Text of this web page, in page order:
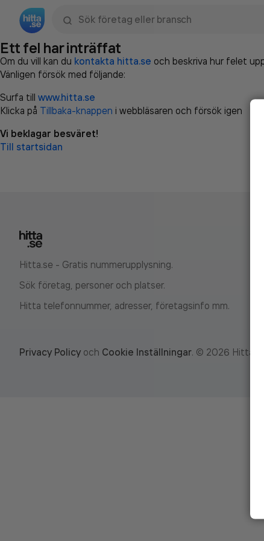
Ett fel har inträffat
Om du vill kan du kontakta hitta.se och beskriva hur felet
Vänligen försök med följande:
Surfa till www.hitta.se
Klicka på Tillbaka-knappen i webbläsaren och försök igen
Vi beklagar besväret!
Till startsidan
Hitta.se - Gratis nummerupplysning.
Sök företag, personer och platser.
Hitta telefonnummer, adresser, företagsinfo mm.
Privacy Policy och Cookie Inställningar. © 2026 Hitta.se